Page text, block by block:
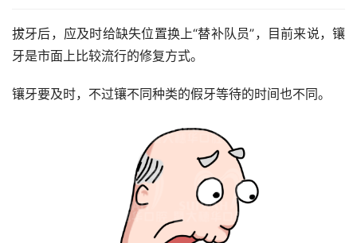
拔牙后，应及时给缺失位置换上“替补队员”，目前来说，镶
牙是市面上比较流行的修复方式。
镶牙要及时，不过镶不同种类的假牙等待的时间也不同。